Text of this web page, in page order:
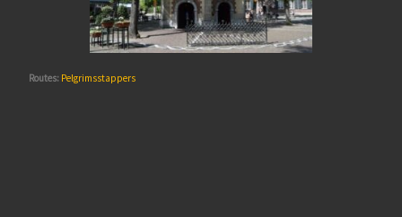
Routes: Pelgrimsstappers